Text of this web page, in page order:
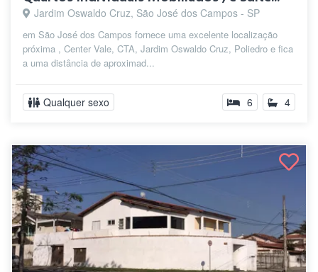
Jardim Oswaldo Cruz, São José dos Campos - SP
em São José dos Campos fornece uma excelente localização
próxima , Center Vale, CTA, Jardim Oswaldo Cruz, Poliedro e fica
a uma distância de aproximad...
Qualquer sexo 6 4